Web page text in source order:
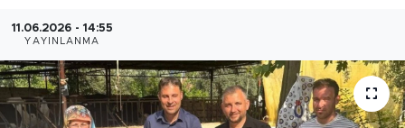
11.06.2026 - 14:55
YAYINLANMA